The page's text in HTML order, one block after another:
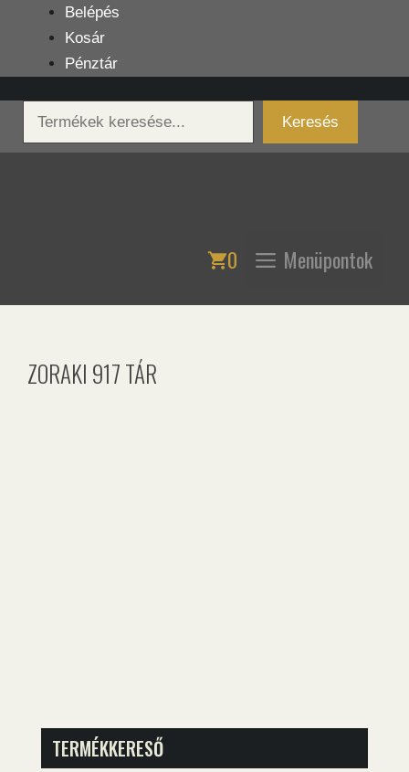
tartalomba
Belépés
Kosár
Pénztár
Keresés
Keresés
0 Menüpontok
ZORAKI 917 TÁR
TERMÉKKERESŐ